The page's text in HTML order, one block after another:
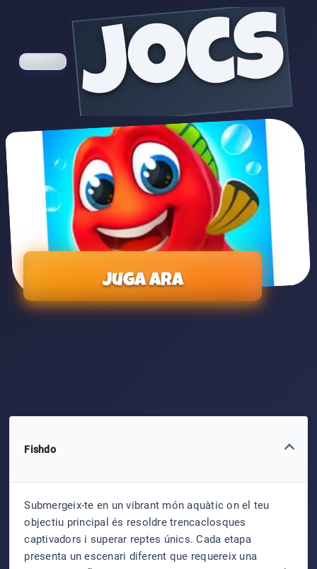
jocs
Juga ara
Fishdo
Submergeix-te en un vibrant món aquàtic on el teu
objectiu principal és resoldre trencaclosques
captivadors i superar reptes únics. Cada etapa
presenta un escenari diferent que requereix una